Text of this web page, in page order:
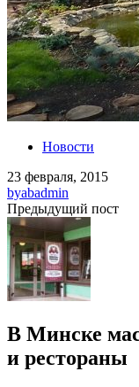
Новости
23 февраля, 2015
byabadmin
Предыдущий пост
В Минске
и рестораны